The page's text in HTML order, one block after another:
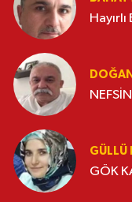
Hayırlı
GÜLLÜ
GÖK